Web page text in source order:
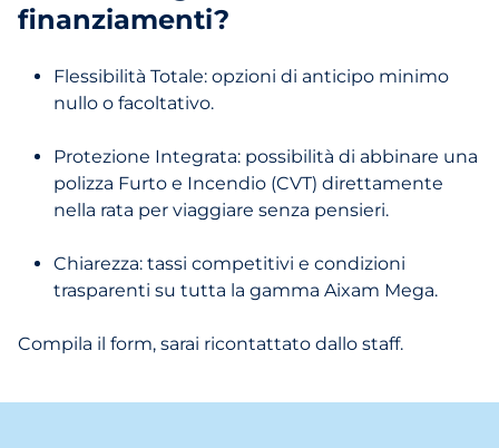
finanziamenti?
Flessibilità Totale: opzioni di anticipo minimo
nullo o facoltativo.
Protezione Integrata: possibilità di abbinare una
polizza Furto e Incendio (CVT) direttamente
nella rata per viaggiare senza pensieri.
Chiarezza: tassi competitivi e condizioni
trasparenti su tutta la gamma Aixam Mega.
Compila il form, sarai ricontattato dallo staff.